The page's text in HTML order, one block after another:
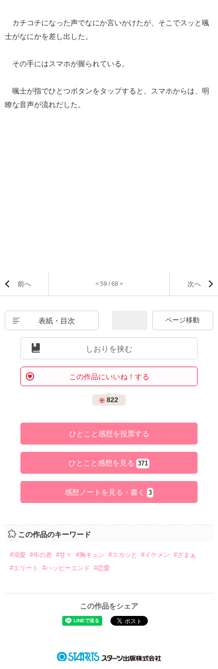
カチコチになった声でなにか言いかけたが、そこでスッと颯
士がなにかを差し出した。
その手にはスマホが握られている。
颯士が指でひとつボタンをタップすると、スマホからは、明
瞭な音声が流れだした。
前へ < 59 / 68 > 次へ
表紙・目次
しおりを挟む
この作品にいいね！する
822
ひとこと感想を投票する
ひとこと感想を見る 371
感想ノートを見る・書く 3
この作品のキーワード
#溺愛 #年の差 #甘々 #胸キュン #スカッと #イケメン #ざまぁ
#エリート
#ハッピーエンド #恋愛
この作品をシェア